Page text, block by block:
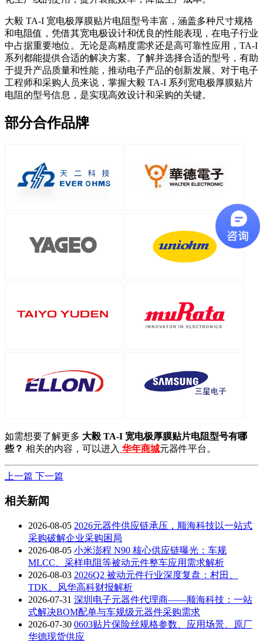
大毅 TA-I 宽电极厚膜贴片电阻型号丰富，涵盖多种尺寸规格
和电阻值，凭借其宽电极设计和优良的性能表现，在电子行业
中占据重要地位。无论是高精度需求还是高可靠性应用，TA-I
系列都能提供合适的解决方案。了解并选择合适的型号，有助
于提升产品质量和性能，推动电子产品的创新发展。对于电子
工程师和采购人员来说，掌握大毅 TA-I 系列宽电极厚膜贴片
电阻的型号信息，是实现高效设计和采购的关键。
部分合作品牌
如需想要了解更多 大毅 TA-I 宽电极厚膜贴片电阻型号有哪
些？ 相关的内容，可以进入 华年商城元器件平台。
上一篇 下一篇
相关新闻
2026-08-05 2026元器件供应链承压，顺海科技以一站式
采购破解企业采购困局
2026-08-05 小米澎程 N90 核心供应链曝光：车规
MLCC、采样电阻等被动元件整车应用需求解析
2026-08-03 2026Q2 被动元件行业深度复盘：村田、
TDK、风华高科财报解析
2026-07-31 深圳电子元器件代理商——顺海科技：一站
式解决BOM配单与车规级元器件采购需求
2026-07-30 0603贴片保险丝规格参数、应用场景、原厂
华德现货供应